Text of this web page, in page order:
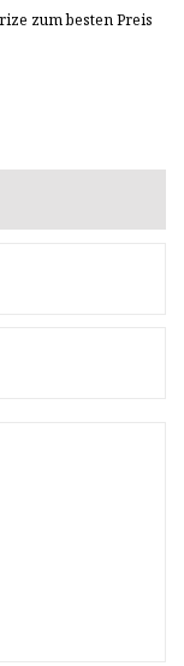
zum besten Preis